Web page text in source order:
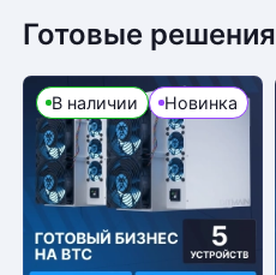
Готовые решения
В наличии Новинка